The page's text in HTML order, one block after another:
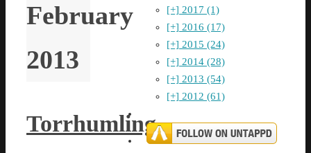
February
2013
Torrhumling
[+] 2017 (1)
[+] 2016 (17)
[+] 2015 (24)
[+] 2014 (28)
[+] 2013 (54)
[+] 2012 (61)